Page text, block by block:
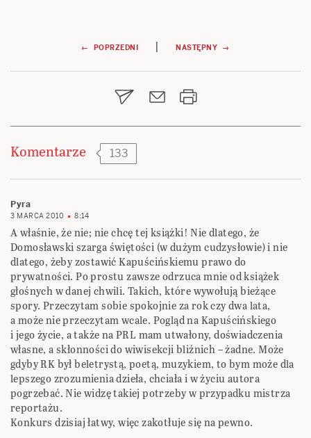
Nawigacja
wpisu
← POPRZEDNI | NASTĘPNY →
Komentarze 133
Pyra
3 MARCA 2010 8:14
A właśnie, że nie; nie chcę tej książki! Nie dlatego, że
Domosławski szarga świętości (w dużym cudzysłowie) i nie
dlatego, żeby zostawić Kapuścińskiemu prawo do
prywatności. Po prostu zawsze odrzuca mnie od książek
głośnych w danej chwili. Takich, które wywołują bieżące
spory. Przeczytam sobie spokojnie za rok czy dwa lata,
a może nie przeczytam wcale. Pogląd na Kapuścińskiego
i jego życie, a także na PRL mam utwałony, doświadczenia
własne, a skłonności do wiwisekcji bliźnich – żadne. Może
gdyby RK był beletrystą, poetą, muzykiem, to bym może dla
lepszego zrozumienia dzieła, chciała i w życiu autora
pogrzebać. Nie widzę takiej potrzeby w przypadku mistrza
reportażu.
Konkurs dzisiaj łatwy, więc zakotłuje się na pewno.